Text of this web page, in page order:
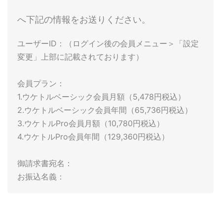
へ下記の情報をお送りください。
ユーザーID：（ログイン後の会員メニュー＞「設定
変更」上部に記載されております）
会員プラン：
1.ウケトルベーシック会員月額（5,478円税込）
2.ウケトルベーシック会員年間（65,736円税込）
3.ウケトルPro会員月額（10,780円税込）
4.ウケトルPro会員年間（129,360円税込）
御請求書宛名：